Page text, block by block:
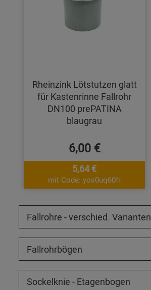
Rheinzink Lötstutzen glatt
für Kastenrinne Fallrohr
DN100 prePATINA
blaugrau
6,00 €
5,64 €
mit Code: yos0uq60fr
Fallrohre - verschied. Varianten
Fallrohrbögen
Sockelknie - Etagenbogen